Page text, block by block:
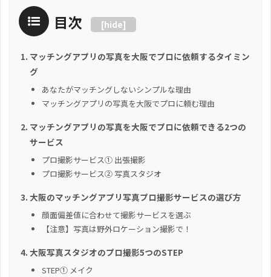
目次 [hide]
マッチングアプリの写真を大阪でプロに依頼するタイミン
グ
あなたがマッチングしないシンプルな理由
マッチングアプリの写真を大阪でプロに頼む理由
マッチングアプリの写真を大阪でプロに依頼できる2つの
サービス
プロ撮影サービス① 出張撮影
プロ撮影サービス② 写真スタジオ
大阪のマッチングアプリ写真プロ撮影サービスの選び方
顔面偏差値に合わせて撮影サービスを選ぶ
【注意】写真は野外ロケーション撮影で！
大阪写真スタジオのプロ撮影5つのSTEP
STEP① メイク